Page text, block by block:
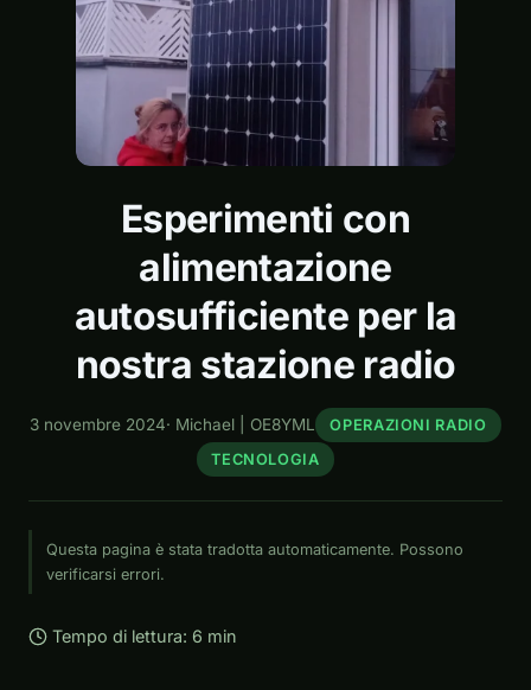
Esperimenti con
alimentazione
autosufficiente per la
nostra stazione radio
3 novembre 2024· Michael | OE8YML
OPERAZIONI RADIO
TECNOLOGIA
Questa pagina è stata tradotta automaticamente. Possono
verificarsi errori.
Tempo di lettura: 6 min